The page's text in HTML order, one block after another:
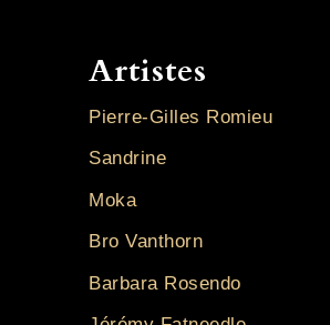
Artistes
Pierre-Gilles Romieu
Sandrine
Moka
Bro Vanthorn
Barbara Rosendo